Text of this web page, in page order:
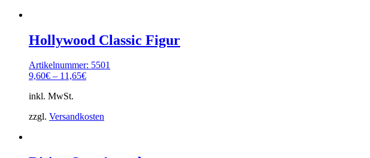
Hollywood Classic Figur
Artikelnummer: 5501
9,60€ – 11,65€
inkl. MwSt.
zzgl. Versandkosten